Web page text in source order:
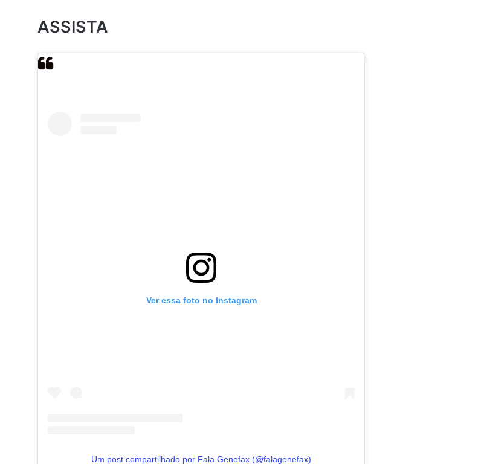
ASSISTA
Ver essa foto no Instagram
Um post compartilhado por Fala Genefax (@falagenefax)